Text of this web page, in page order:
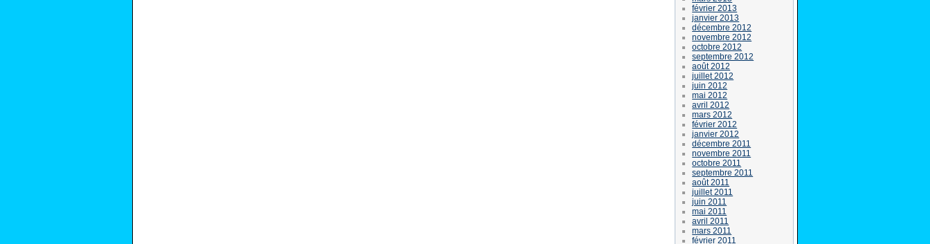
février 2013
janvier 2013
décembre 2012
novembre 2012
octobre 2012
septembre 2012
août 2012
juillet 2012
juin 2012
mai 2012
avril 2012
mars 2012
février 2012
janvier 2012
décembre 2011
novembre 2011
octobre 2011
septembre 2011
août 2011
juillet 2011
juin 2011
mai 2011
avril 2011
mars 2011
février 2011